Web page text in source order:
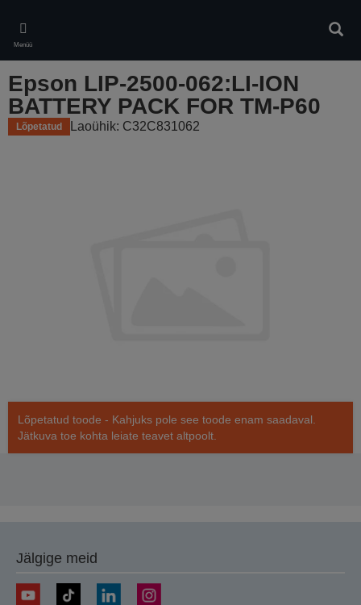
main
content
Menüü
Epson LIP-2500-062:LI-ION
BATTERY PACK FOR TM-P60
Lõpetatud Laoühik: C32C831062
Lõpetatud toode - Kahjuks pole see toode enam saadaval.
Jätkuva toe kohta leiate teavet altpoolt.
Jälgige meid